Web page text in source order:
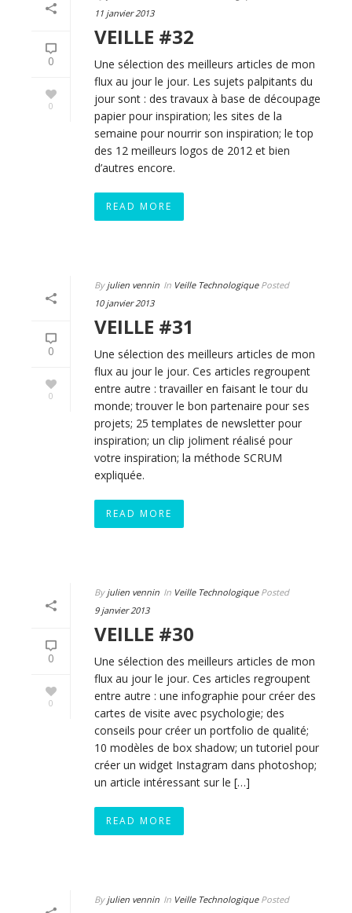
0
0
11 janvier 2013
VEILLE #32
Une sélection des meilleurs articles de mon
flux au jour le jour. Les sujets palpitants du
jour sont : des travaux à base de découpage
papier pour inspiration; les sites de la
semaine pour nourrir son inspiration; le top
des 12 meilleurs logos de 2012 et bien
d’autres encore.
READ MORE
0
0
By julien vennin In Veille TechnologiquePosted
10 janvier 2013
VEILLE #31
Une sélection des meilleurs articles de mon
flux au jour le jour. Ces articles regroupent
entre autre : travailler en faisant le tour du
monde; trouver le bon partenaire pour ses
projets; 25 templates de newsletter pour
inspiration; un clip joliment réalisé pour
votre inspiration; la méthode SCRUM
expliquée.
READ MORE
0
0
By julien vennin In Veille TechnologiquePosted
9 janvier 2013
VEILLE #30
Une sélection des meilleurs articles de mon
flux au jour le jour. Ces articles regroupent
entre autre : une infographie pour créer des
cartes de visite avec psychologie; des
conseils pour créer un portfolio de qualité;
10 modèles de box shadow; un tutoriel pour
créer un widget Instagram dans photoshop;
un article intéressant sur le […]
READ MORE
By julien vennin In Veille TechnologiquePosted